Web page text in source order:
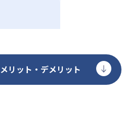
メリット・デメリット